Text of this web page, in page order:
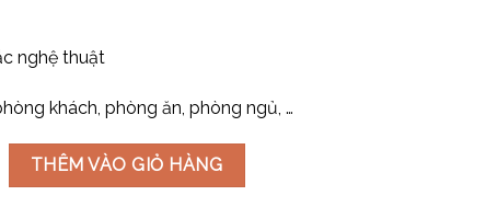
nghệ thuật
khách, phòng ăn, phòng ngủ, …
VĐ 9240/2 số lượng
THÊM VÀO GIỎ HÀNG